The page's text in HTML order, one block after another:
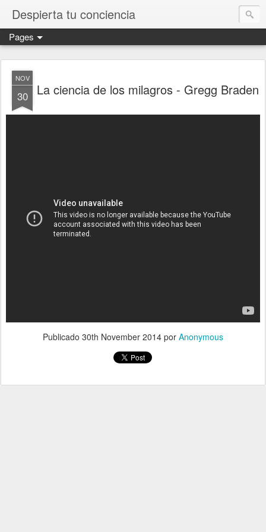
Despierta tu conciencia
Pages
NOV
30 La ciencia de los milagros - Gregg Braden
Publicado 30th November 2014 por Anonymous